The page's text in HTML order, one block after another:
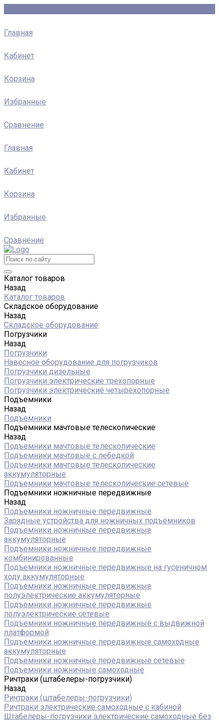
Главная
Кабинет
Корзина
Избранные
Сравнение
Главная
Кабинет
Корзина
Избранные
Сравнение
Каталог товаров
Назад
Каталог товаров
Складское оборудование
Назад
Складское оборудование
Погрузчики
Назад
Погрузчики
Навесное оборудование для погрузчиков
Погрузчики дизельные
Погрузчики электрические трехопорные
Погрузчики электрические четырехопорные
Подъемники
Назад
Подъемники
Подъемники мачтовые телескопические
Назад
Подъемники мачтовые телескопические
Подъемники мачтовые с лебедкой
Подъемники мачтовые телескопические
аккумуляторные
Подъемники мачтовые телескопические сетевые
Подъемники ножничные передвижные
Назад
Подъемники ножничные передвижные
Зарядные устройства для ножничных подъёмников
Подъемники ножничные передвижные
аккумуляторные
Подъемники ножничные передвижные
комбинированные
Подъемники ножничные передвижные на гусеничном
ходу аккумуляторные
Подъемники ножничные передвижные
полуэлектрические аккумуляторные
Подъемники ножничные передвижные
полуэлектрические сетевые
Подъемники ножничные передвижные с выдвижной
платформой
Подъемники ножничные передвижные самоходные
аккумуляторные
Подъемники ножничные передвижные сетевые
Подъемники ножничные самоходные
Ричтраки (штабелеры-погрузчики)
Назад
Ричтраки (штабелеры-погрузчики)
Ричтраки электрические самоходные с кабиной
Штабелеры-погрузчики электрические самоходные без